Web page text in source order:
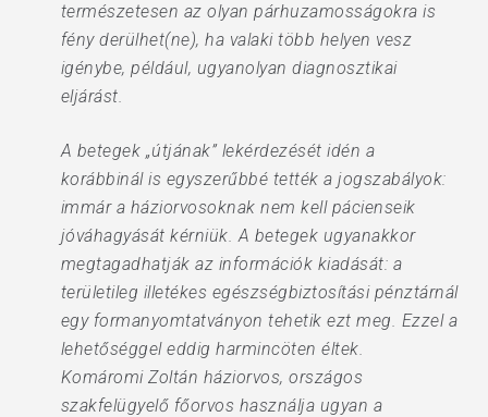
természetesen az olyan párhuzamosságokra is
fény derülhet(ne), ha valaki több helyen vesz
igénybe, például, ugyanolyan diagnosztikai
eljárást.
A betegek „útjának” lekérdezését idén a
korábbinál is egyszerűbbé tették a jogszabályok:
immár a háziorvosoknak nem kell pácienseik
jóváhagyását kérniük. A betegek ugyanakkor
megtagadhatják az információk kiadását: a
területileg illetékes egészségbiztosítási pénztárnál
egy formanyomtatványon tehetik ezt meg. Ezzel a
lehetőséggel eddig harmincöten éltek.
Komáromi Zoltán háziorvos, országos
szakfelügyelő főorvos használja ugyan a